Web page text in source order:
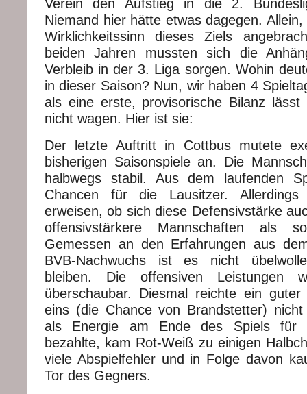
Verein den Aufstieg in die 2.
Niemand hier hätte etwas dagegen.
Wirklichkeitssinn dieses Ziels
beiden Jahren mussten sich die
Verbleib in der 3. Liga sorgen. Wohin
in dieser Saison? Nun, wir haben 4
als eine erste, provisorische Bilanz lässt
nicht wagen. Hier ist sie:
Der letzte Auftritt in Cottbus mutete
bisherigen Saisonspiele an. Die
halbwegs stabil. Aus dem laufenden
Chancen für die Lausitzer.
erweisen, ob sich diese Defensivstärke
offensivstärkere Mannschaften als
Gemessen an den Erfahrungen aus
BVB-Nachwuchs ist es nicht
bleiben. Die offensiven Leistungen
überschaubar. Diesmal reichte ein
eins (die Chance von Brandstetter)
als Energie am Ende des Spiels für
bezahlte, kam Rot-Weiß zu einigen
viele Abspielfehler und in Folge davon
Tor des Gegners.